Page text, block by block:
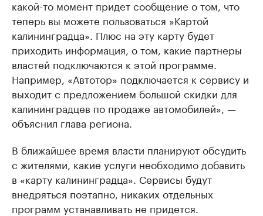
какой-то момент придет сообщение о том, что
теперь вы можете пользоваться »Картой
калининградца». Плюс на эту карту будет
приходить информация, о том, какие партнеры
властей подключаются к этой программе.
Например, «Автотор» подключается к сервису и
выходит с предложением большой скидки для
калининградцев по продаже автомобилей», —
объяснил глава региона.
В ближайшее время власти планируют обсудить
с жителями, какие услуги необходимо добавить
в «карту калининградца». Сервисы будут
внедряться поэтапно, никаких отдельных
программ устанавливать не придется.